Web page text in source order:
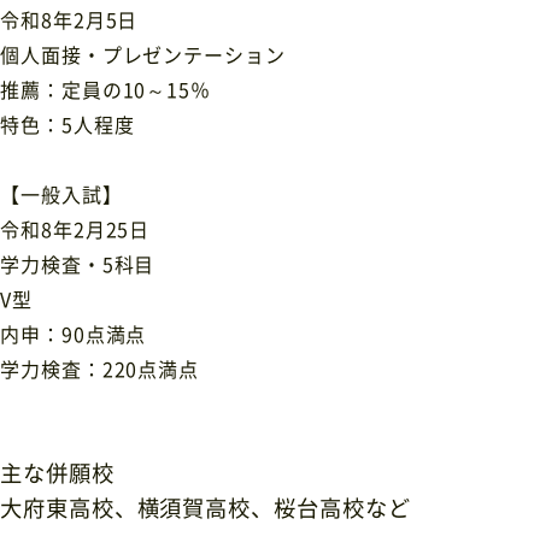
令和8年2月5日
個人面接・プレゼンテーション
推薦：定員の10～15％
特色：5人程度
【一般入試】
令和8年2月25日
学力検査・5科目
V型
内申：90点満点
学力検査：220点満点
主な併願校
大府東高校、横須賀高校、桜台高校など